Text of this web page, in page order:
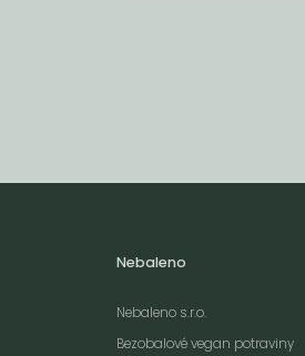
Nebaleno
Nebaleno s.r.o.
Bezobalové vegan potraviny